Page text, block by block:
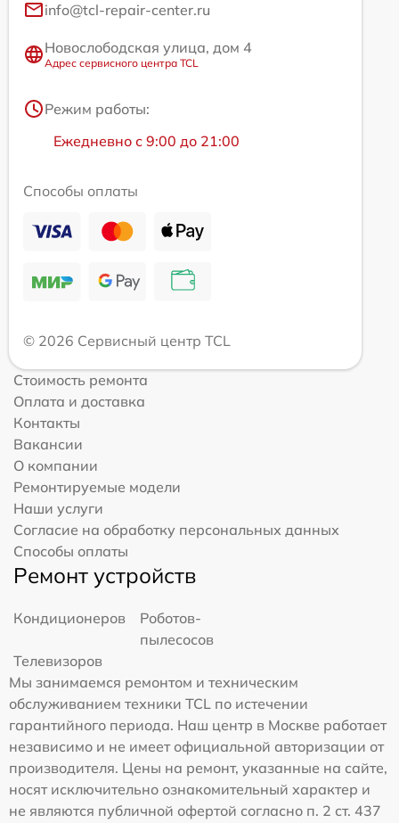
info@tcl-repair-center.ru
Новослободская улица, дом 4
Адрес сервисного центра TCL
Режим работы:
Ежедневно с 9:00 до 21:00
Способы оплаты
© 2026 Сервисный центр TCL
Стоимость ремонта
Оплата и доставка
Контакты
Вакансии
О компании
Ремонтируемые модели
Наши услуги
Согласие на обработку персональных данных
Способы оплаты
Ремонт устройств
Кондиционеров
Роботов-
пылесосов
Телевизоров
Мы занимаемся ремонтом и техническим
обслуживанием техники TCL по истечении
гарантийного периода. Наш центр в Москве работает
независимо и не имеет официальной авторизации от
производителя. Цены на ремонт, указанные на сайте,
носят исключительно ознакомительный характер и
не являются публичной офертой согласно п. 2 ст. 437